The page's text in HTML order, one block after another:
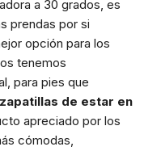
a 30 grados, es
prendas por si
opción para los
tenemos
para pies que
zapatillas de estar en
apreciado por los
cómodas,